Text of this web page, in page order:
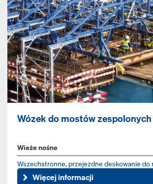
Wózek do mostów zespolonych
Wieże nośne
Wszechstronne, przejezdne deskowanie do
zespolonych od jednego dostawcy
Więcej informacji